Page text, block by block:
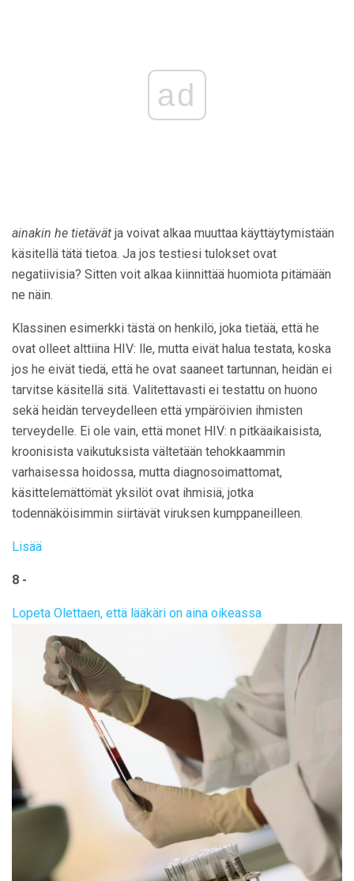
ad
ainakin he tietävät ja voivat alkaa muuttaa käyttäytymistään
käsitellä tätä tietoa. Ja jos testiesi tulokset ovat
negatiivisia? Sitten voit alkaa kiinnittää huomiota pitämään
ne näin.
Klassinen esimerkki tästä on henkilö, joka tietää, että he
ovat olleet alttiina HIV: lle, mutta eivät halua testata, koska
jos he eivät tiedä, että he ovat saaneet tartunnan, heidän ei
tarvitse käsitellä sitä. Valitettavasti ei testattu on huono
sekä heidän terveydelleen että ympäröivien ihmisten
terveydelle. Ei ole vain, että monet HIV: n pitkäaikaisista,
kroonisista vaikutuksista vältetään tehokkaammin
varhaisessa hoidossa, mutta diagnosoimattomat,
käsittelemättömät yksilöt ovat ihmisiä, jotka
todennäköisimmin siirtävät viruksen kumppaneilleen.
Lisää
8 -
Lopeta Olettaen, että lääkäri on aina oikeassa